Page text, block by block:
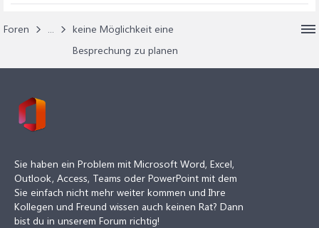
Foren ...
keine Möglichkeit eine
Besprechung zu planen
Sie haben ein Problem mit Microsoft Word, Excel,
Outlook, Access, Teams oder PowerPoint mit dem
Sie einfach nicht mehr weiter kommen und Ihre
Kollegen und Freund wissen auch keinen Rat? Dann
bist du in unserem Forum richtig!